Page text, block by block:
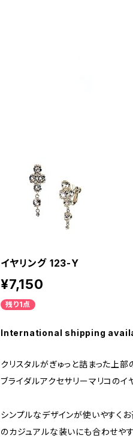
イヤリング 123-Y
¥7,150
残り1点
International shipping
クリスタルがぎゅっと詰まった上
ブライダルアクセサリーマリコの
シンプルなデザインが使いやすく
のカジュアルな装いにも合わせや